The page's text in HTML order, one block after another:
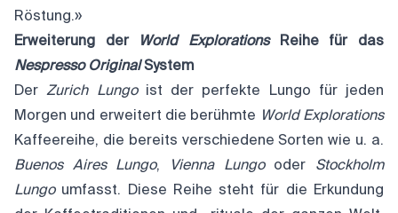
Röstung.»
Erweiterung der
World Explorations
Reihe für das
Nespresso OriginalSystem
DerZurich Lungo ist der perfekte Lungo für jeden
Morgen und erweitert die berühmte
World Explorations
Kaffeereihe, die bereits verschiedene Sorten wie u. a.
Buenos Aires Lungo, Vienna Lungo oder Stockholm
Lungo umfasst. Diese Reihe steht für die Erkundung